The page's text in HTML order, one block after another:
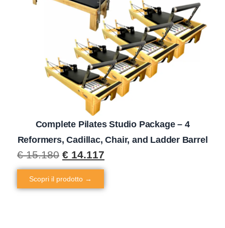
Complete Pilates Studio Package – 4
Reformers, Cadillac, Chair, and Ladder Barrel
€15.180 € 14.117
Scopri il prodotto →